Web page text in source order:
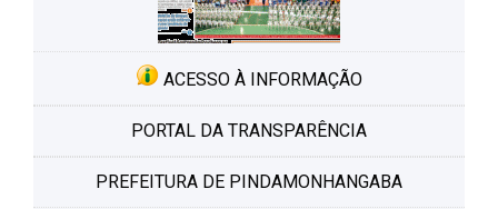
ACESSO À INFORMAÇÃO
PORTAL DA TRANSPARÊNCIA
PREFEITURA DE PINDAMONHANGABA